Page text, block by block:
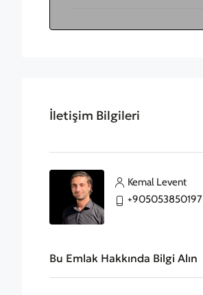
İletişim Bilgileri
Kemal Levent
+905053850197
Bu Emlak Hakkında Bilgi Alın